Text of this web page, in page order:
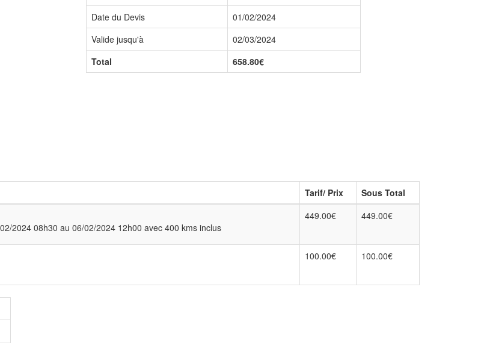
Date du Devis
01/02/2024
Valide jusqu'à
02/03/2024
Total
658.80€
Tarif/ Prix
Sous Total
2024 08h30 au 06/02/2024 12h00 avec 400 kms inclus
449.00€ 449.00€
100.00€ 100.00€